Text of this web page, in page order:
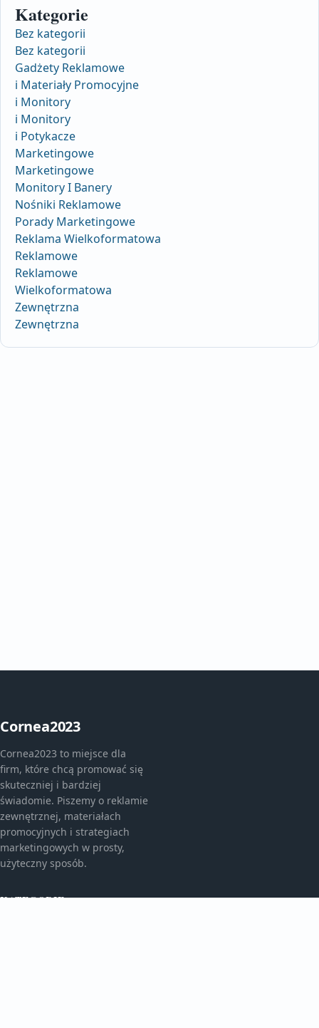
Kategorie
Bez kategorii
Bez kategorii
Gadżety Reklamowe
i Materiały Promocyjne
i Monitory
i Monitory
i Potykacze
Marketingowe
Marketingowe
Monitory I Banery
Nośniki Reklamowe
Porady Marketingowe
Reklama Wielkoformatowa
Reklamowe
Reklamowe
Wielkoformatowa
Zewnętrzna
Zewnętrzna
Cornea2023
Cornea2023 to miejsce dla
firm, które chcą promować się
skuteczniej i bardziej
świadomie. Piszemy o reklamie
zewnętrznej, materiałach
promocyjnych i strategiach
marketingowych w prosty,
użyteczny sposób.
KATEGORIE